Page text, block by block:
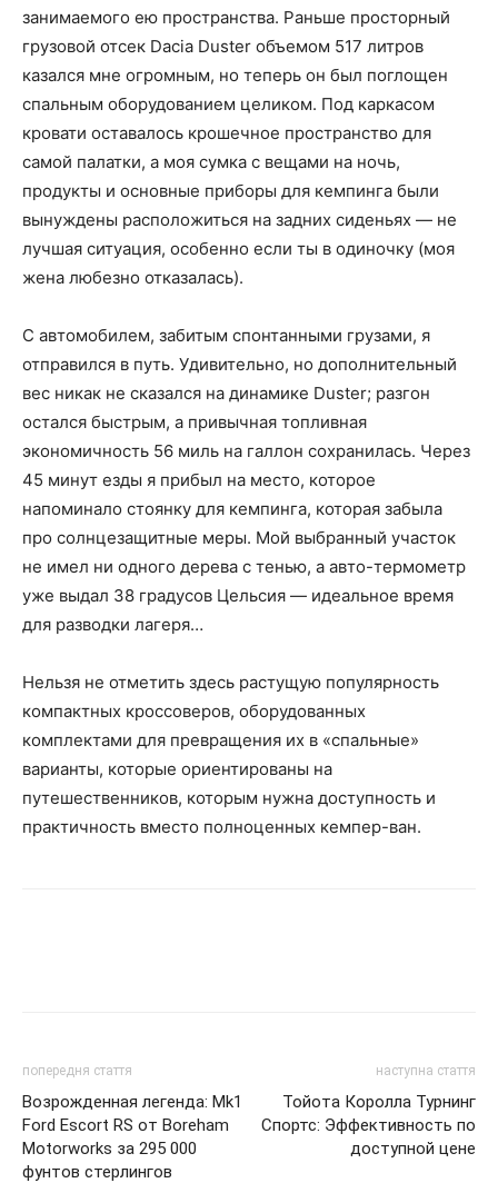
занимаемого ею пространства. Раньше просторный
грузовой отсек Dacia Duster объемом 517 литров
казался мне огромным, но теперь он был поглощен
спальным оборудованием целиком. Под каркасом
кровати оставалось крошечное пространство для
самой палатки, а моя сумка с вещами на ночь,
продукты и основные приборы для кемпинга были
вынуждены расположиться на задних сиденьях — не
лучшая ситуация, особенно если ты в одиночку (моя
жена любезно отказалась).
С автомобилем, забитым спонтанными грузами, я
отправился в путь. Удивительно, но дополнительный
вес никак не сказался на динамике Duster; разгон
остался быстрым, а привычная топливная
экономичность 56 миль на галлон сохранилась. Через
45 минут езды я прибыл на место, которое
напоминало стоянку для кемпинга, которая забыла
про солнцезащитные меры. Мой выбранный участок
не имел ни одного дерева с тенью, а авто-термометр
уже выдал 38 градусов Цельсия — идеальное время
для разводки лагеря…
Нельзя не отметить здесь растущую популярность
компактных кроссоверов, оборудованных
комплектами для превращения их в «спальные»
варианты, которые ориентированы на
путешественников, которым нужна доступность и
практичность вместо полноценных кемпер-ван.
попередня стаття
Возрожденная легенда: Mk1
Ford Escort RS от Boreham
Motorworks за 295 000
фунтов стерлингов
наступна стаття
Тойота Королла Турнинг
Спортс: Эффективность по
доступной цене